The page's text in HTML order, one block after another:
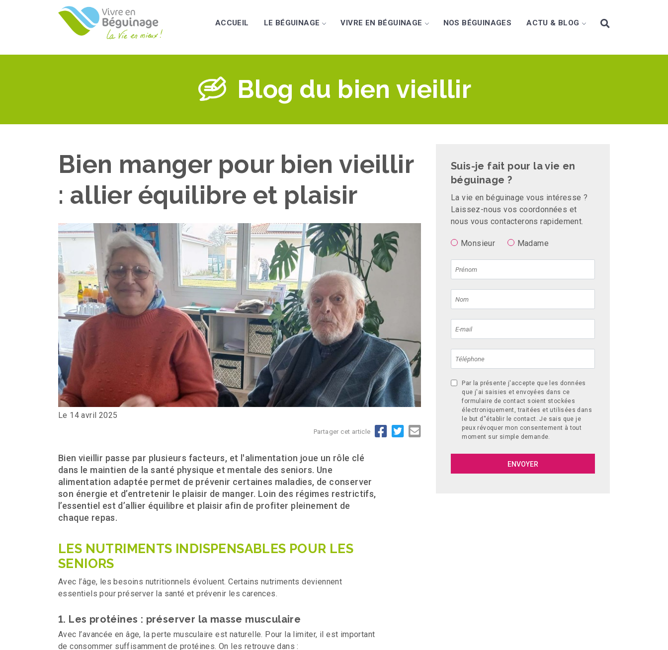
ACCUEIL LE BÉGUINAGE VIVRE EN BÉGUINAGE NOS BÉGUINAGES ACTU & BLOG
Blog du bien vieillir
Bien manger pour bien vieillir
: allier équilibre et plaisir
Le 14 avril 2025
Partager cet article
Bien vieillir passe par plusieurs facteurs, et l'alimentation joue un rôle clé
dans le maintien de la santé physique et mentale des seniors. Une
alimentation adaptée permet de prévenir certaines maladies, de conserver
son énergie et d’entretenir le plaisir de manger. Loin des régimes restrictifs,
l’essentiel est d’allier équilibre et plaisir afin de profiter pleinement de
chaque repas.
LES NUTRIMENTS INDISPENSABLES POUR LES
SENIORS
Avec l’âge, les besoins nutritionnels évoluent. Certains nutriments deviennent
essentiels pour préserver la santé et prévenir les carences.
1. Les protéines : préserver la masse musculaire
Avec l’avancée en âge, la perte musculaire est naturelle. Pour la limiter, il est important
de consommer suffisamment de protéines. On les retrouve dans :
Suis-je fait pour la vie en
béguinage ?
La vie en béguinage vous intéresse ?
Laissez-nous vos coordonnées et
nous vous contacterons rapidement.
Monsieur Madame
Par la présente j'accepte que les données
que j'ai saisies et envoyées dans ce
formulaire de contact soient stockées
électroniquement, traitées et utilisées dans
le but d''établir le contact. Je sais que je
peux révoquer mon consentement à tout
moment sur simple demande.